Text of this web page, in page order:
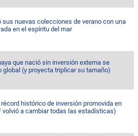
sus nuevas colecciones de verano con una
en el espíritu del mar
que nació sin inversión externa se
global (y proyecta triplicar su tamaño)
récord histórico de inversión promovida en
volvió a cambiar todas las estadísticas)